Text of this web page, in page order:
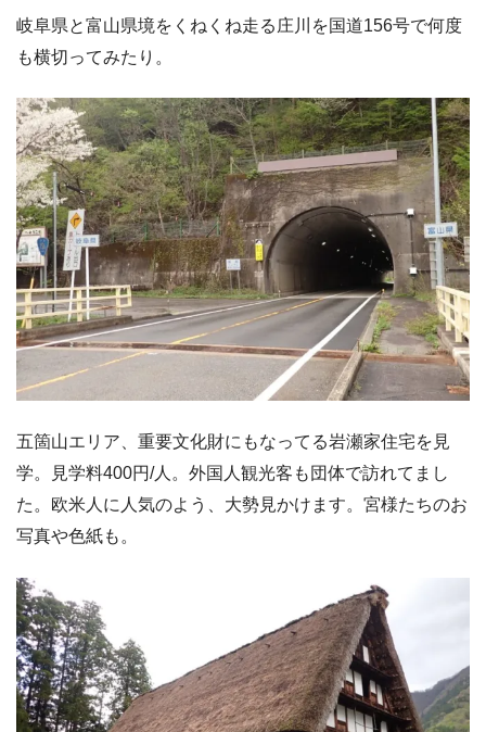
岐阜県と富山県境をくねくね走る庄川を国道156号で何度
も横切ってみたり。
五箇山エリア、重要文化財にもなってる岩瀬家住宅を見
学。見学料400円/人。外国人観光客も団体で訪れてまし
た。欧米人に人気のよう、大勢見かけます。宮様たちのお
写真や色紙も。